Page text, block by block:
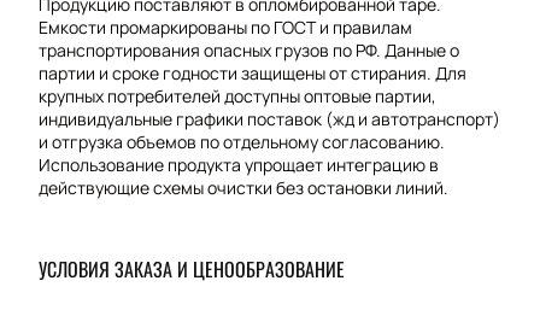
Емкости промаркированы по ГОСТ и правилам
транспортирования опасных грузов по РФ. Данные о
партии и сроке годности защищены от стирания. Для
крупных потребителей доступны оптовые партии,
индивидуальные графики поставок (жд и автотранспорт)
и отгрузка объемов по отдельному согласованию.
Использование продукта упрощает интеграцию в
действующие схемы очистки без остановки линий.
УСЛОВИЯ ЗАКАЗА И ЦЕНООБРАЗОВАНИЕ